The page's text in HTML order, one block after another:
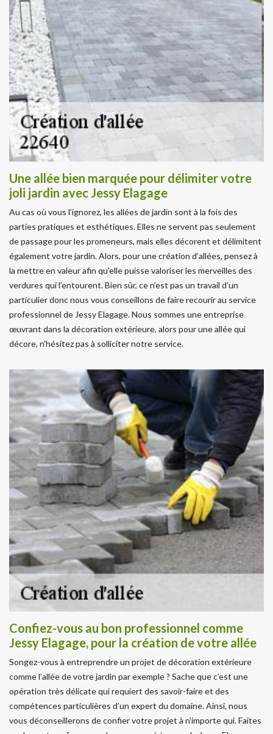
Une allée bien marquée pour délimiter votre
joli jardin avec Jessy Elagage
Au cas où vous l’ignorez, les allées de jardin sont à la fois des
parties pratiques et esthétiques. Elles ne servent pas seulement
de passage pour les promeneurs, mais elles décorent et délimitent
également votre jardin. Alors, pour une création d’allées, pensez à
la mettre en valeur afin qu’elle puisse valoriser les merveilles des
verdures qui l’entourent. Bien sûr, ce n’est pas un travail d’un
particulier donc nous vous conseillons de faire recourir au service
professionnel de Jessy Elagage. Nous sommes une entreprise
œuvrant dans la décoration extérieure, alors pour une allée qui
décore, n’hésitez pas à solliciter notre service.
Confiez-vous au bon professionnel comme
Jessy Elagage, pour la création de votre allée
Songez-vous à entreprendre un projet de décoration extérieure
comme l’allée de votre jardin par exemple ? Sache que c’est une
opération très délicate qui requiert des savoir-faire et des
compétences particulières d’un expert du domaine. Ainsi, nous
vous déconseillerons de confier votre projet à n’importe qui. Faites